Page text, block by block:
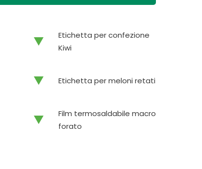
Etichetta per confezione
Kiwi
Etichetta per meloni retati
Film termosaldabile macro
forato